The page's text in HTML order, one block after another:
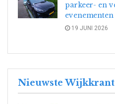
parkeer- en
19 JUNI 2026
Nieuwste